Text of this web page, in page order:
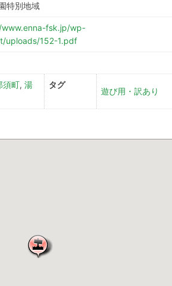
特別地域
fsk.jp/wp-
uploads/152-1.pdf
須町, 湯
タグ
遊び用・訳あり